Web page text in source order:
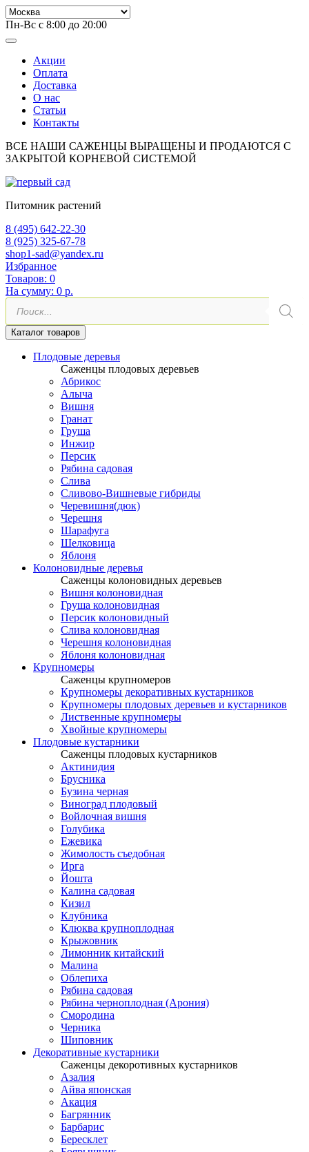
Пн-Вс с 8:00 до 20:00
Акции
Оплата
Доставка
О нас
Статьи
Контакты
ВСЕ НАШИ САЖЕНЦЫ ВЫРАЩЕНЫ И ПРОДАЮТСЯ С
ЗАКРЫТОЙ КОРНЕВОЙ СИСТЕМОЙ
Питомник растений
8 (495) 642-22-30
8 (925) 325-67-78
shop1-sad@yandex.ru
Избранное
Товаров: 0
На сумму: 0 р.
Поиск
товаров
Каталог товаров
Плодовые деревья
Саженцы плодовых деревьев
Абрикос
Алыча
Вишня
Гранат
Груша
Инжир
Персик
Рябина садовая
Слива
Сливово-Вишневые гибриды
Черевишня(дюк)
Черешня
Шарафуга
Шелковица
Яблоня
Колоновидные деревья
Саженцы колоновидных деревьев
Вишня колоновидная
Груша колоновидная
Персик колоновидный
Слива колоновидная
Черешня колоновидная
Яблоня колоновидная
Крупномеры
Саженцы крупномеров
Крупномеры декоративных кустарников
Крупномеры плодовых деревьев и кустарников
Лиственные крупномеры
Хвойные крупномеры
Плодовые кустарники
Саженцы плодовых кустарников
Актинидия
Брусника
Бузина черная
Виноград плодовый
Войлочная вишня
Голубика
Ежевика
Жимолость съедобная
Ирга
Йошта
Калина садовая
Кизил
Клубника
Клюква крупноплодная
Крыжовник
Лимонник китайский
Малина
Облепиха
Рябина садовая
Рябина черноплодная (Арония)
Смородина
Черника
Шиповник
Декоративные кустарники
Саженцы декоротивных кустарников
Азалия
Айва японская
Акация
Багрянник
Барбарис
Бересклет